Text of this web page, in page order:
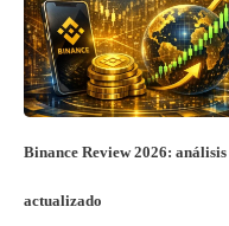
Binance Review 2026: análisis
actualizado